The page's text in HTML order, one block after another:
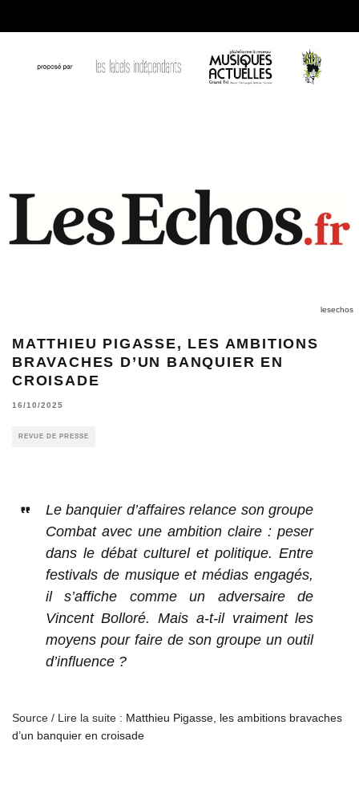
lesechos
MATTHIEU PIGASSE, LES AMBITIONS
BRAVACHES D’UN BANQUIER EN
CROISADE
16/10/2025
REVUE DE PRESSE
Le banquier d’affaires relance son groupe
Combat avec une ambition claire : peser
dans le débat culturel et politique. Entre
festivals de musique et médias engagés,
il s’affiche comme un adversaire de
Vincent Bolloré. Mais a-t-il vraiment les
moyens pour faire de son groupe un outil
d’influence ?
Source / Lire la suite : Matthieu Pigasse, les ambitions bravaches
d’un banquier en croisade